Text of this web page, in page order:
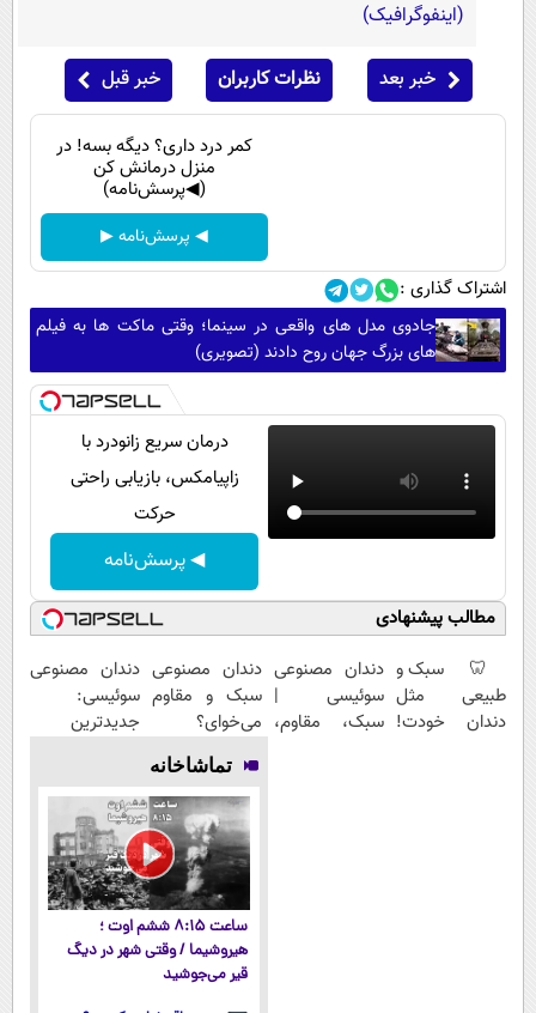
(اینفوگرافیک)
خبر بعد نظرات کاربران خبر قبل
کمر درد داری؟ دیگه بسه! در
منزل درمانش کن
(◀پرسش‌نامه)
◀ پرسش‌نامه ▶
اشتراک گذاری :
جادوی مدل های واقعی در سینما؛ وقتی ماکت ها به فیلم
های بزرگ جهان روح دادند (تصویری)
درمان سریع زانودرد با
زاپیامکس، بازیابی راحتی
حرکت
◀ پرسش‌نامه
مطالب پیشنهادی
🦷 سبک و
طبیعی مثل
دندان خودت!
دندان مصنوعی
سوئیسی |
سبک، مقاوم،
دندان مصنوعی
سبک و مقاوم
می‌خوای؟
پرداخت
اقساطی هم
داریم!😍 | 📍
تهران
دندان مصنوعی
سوئیسی:
جدیدترین
پرداخت قسطی
تماشاخانه
ساعت ۸:۱۵ ششم اوت ؛
هیروشیما / وقتی شهر در دیگ
قیر می‌جوشید